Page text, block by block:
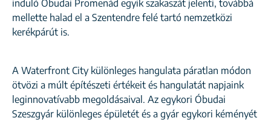
induló Óbudai Promenád egyik szakaszát jelenti, továbbá
mellette halad el a Szentendre felé tartó nemzetközi
kerékpárút is.
A Waterfront City különleges hangulata páratlan módon
ötvözi a múlt építészeti értékeit és hangulatát napjaink
leginnovatívabb megoldásaival. Az egykori Óbudai
Szeszgyár különleges épületét és a gyár egykori kéményét